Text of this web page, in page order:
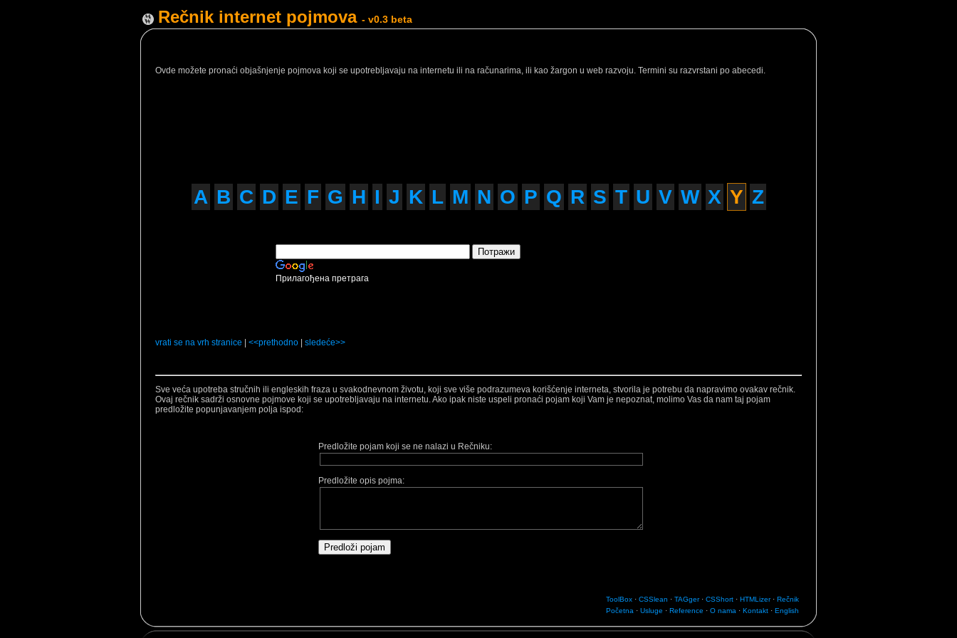
Rečnik internet pojmova - v0.3 beta
Ovde možete pronaći objašnjenje pojmova koji se upotrebljavaju na internetu ili na računarima, ili kao žargon u web razvoju. Termini su razvrstani po abecedi.
A B C D E F G H I J K L M N O P Q R S T U V W X Y Z
Прилагођена претрага
vrati se na vrh stranice <<prethodno sledeće>>
Sve veća upotreba stručnih ili engleskih fraza u svakodnevnom životu, koji sve više podrazumeva korišćenje interneta, stvorila je potrebu da napravimo ovakav rečnik.
Ovaj rečnik sadrži osnovne pojmove koji se upotrebljavaju na internetu. Ako ipak niste uspeli pronaći pojam koji Vam je nepoznat, molimo Vas da nam taj pojam
predložite popunjavanjem polja ispod:
Predložite pojam koji se ne nalazi u Rečniku:
Predložite opis pojma:
ToolBox · CSSlean · TAGger· CSShort · HTMLizer· Rečnik
Početna · Usluge · Reference · O nama · Kontakt · English